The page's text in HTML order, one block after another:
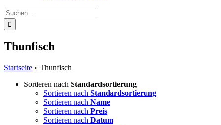
Suche
nach:
Thunfisch
Startseite » Thunfisch
Sortieren nach Standardsortierung
Sortieren nach Standardsortierung
Sortieren nach Name
Sortieren nach Preis
Sortieren nach Datum